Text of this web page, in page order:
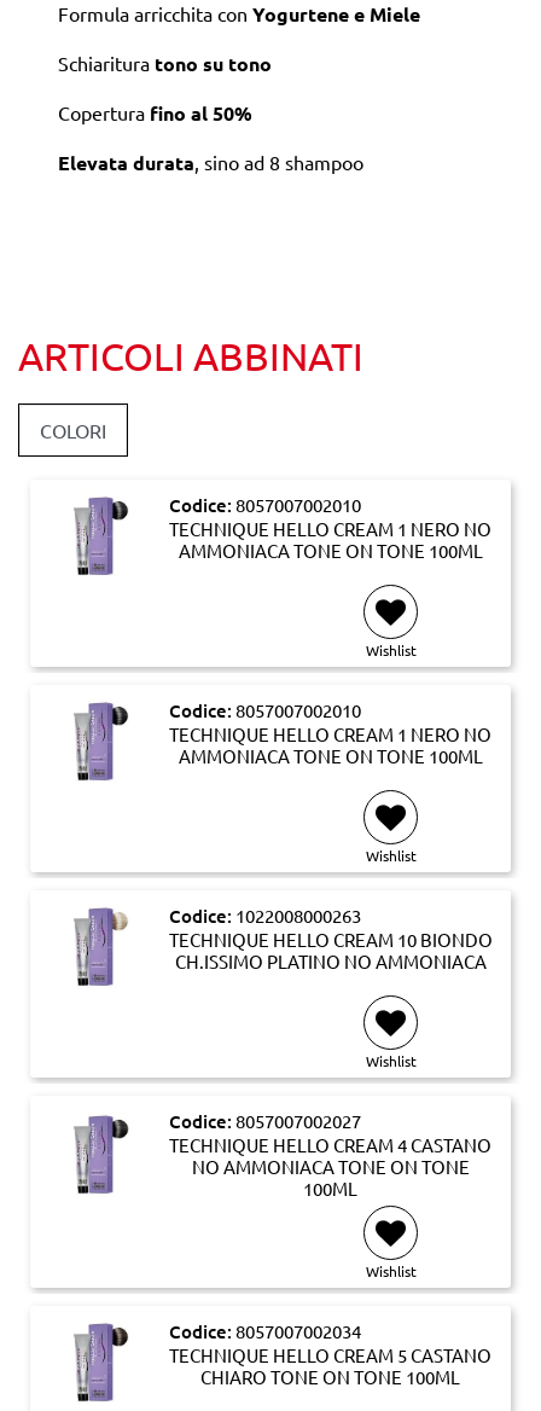
Formula arricchita con Yogurtene e Miele
Schiaritura tono su tono
Copertura fino al 50%
Elevata durata, sino ad 8 shampoo
ARTICOLI ABBINATI
COLORI
Codice: 8057007002010
TECHNIQUE HELLO CREAM 1 NERO NO
AMMONIACA TONE ON TONE 100ML
Wishlist
Codice: 8057007002010
TECHNIQUE HELLO CREAM 1 NERO NO
AMMONIACA TONE ON TONE 100ML
Wishlist
Codice: 1022008000263
TECHNIQUE HELLO CREAM 10 BIONDO
CH.ISSIMO PLATINO NO AMMONIACA
Wishlist
Codice: 8057007002027
TECHNIQUE HELLO CREAM 4 CASTANO
NO AMMONIACA TONE ON TONE
100ML
Wishlist
Codice: 8057007002034
TECHNIQUE HELLO CREAM 5 CASTANO
CHIARO TONE ON TONE 100ML